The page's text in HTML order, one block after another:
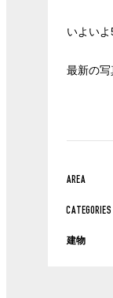
いよい
最新の写
AREA
CATEGORIES
建物